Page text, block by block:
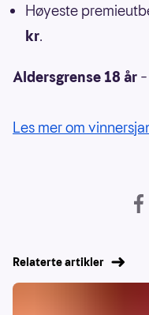
Høyeste
kr.
Aldersgrense 18 år –
Les mer om
Relaterte artikler